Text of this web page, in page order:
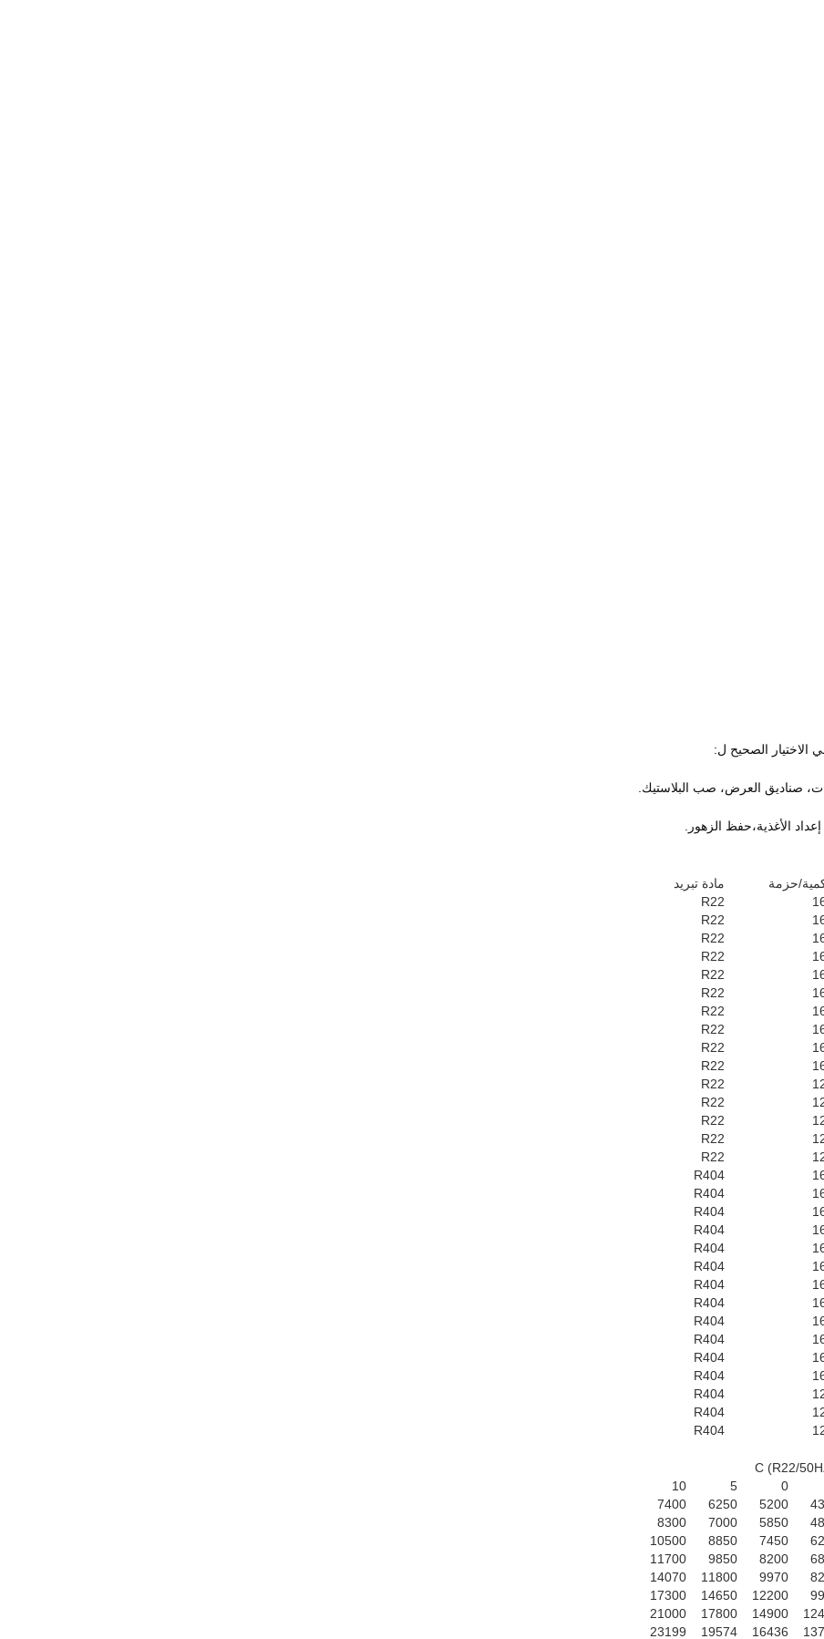
حزمة
مادة تبريد
R22
R22
R22
R22
R22
R22
R22
R22
R22
R22
R22
R22
R22
R22
R22
R404
R404
R404
R404
R404
R404
R404
R404
R404
R404
R404
R404
R404
R404
R404
0
5
10
5200
6250
7400
5850
7000
8300
7450
8850
10500
8200
9850
11700
9970
11800
14070
12200
14650
17300
14900
17800
21000
16436
19574
23199